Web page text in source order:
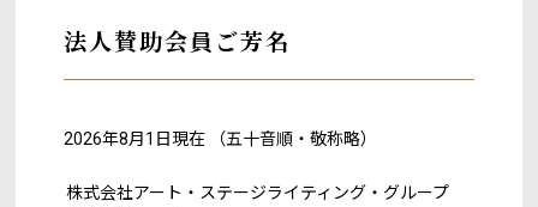
法人賛助会員ご芳名
2026年8月1日現在 （五十音順・敬称略）
株式会社アート・ステージライティング・グループ